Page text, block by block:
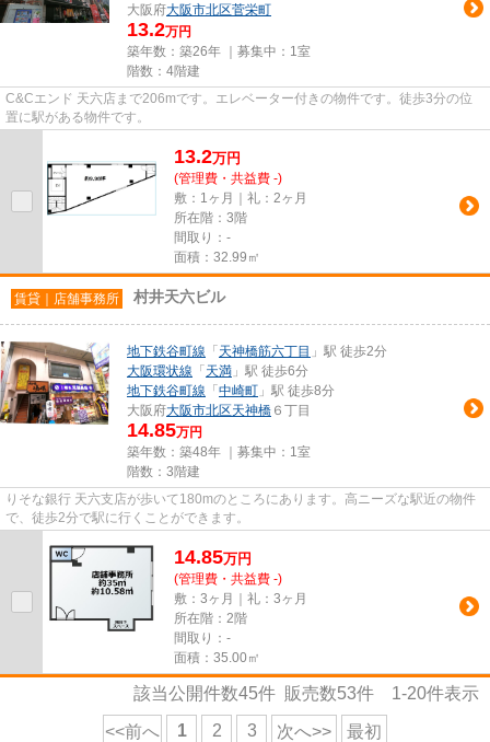
大阪府大阪市北区菅栄町
13.2万円
築年数：築26年 ｜募集中： 1室
階数：4階建
C&Cエンド 天六店まで206mです。エレベーター付きの物件です。徒歩3分の位
置に駅がある物件です。
13.2万円
(管理費・共益費 -)
敷：1ヶ月｜礼：2ヶ月
所在階：3階
間取り：-
面積：32.99㎡
賃貸｜店舗事務所 村井天六ビル
地下鉄谷町線 「 天神橋筋六丁目 」駅 徒歩2分
大阪環状線 「 天満 」駅 徒歩6分
地下鉄谷町線 「 中崎町 」駅 徒歩8分
大阪府大阪市北区天神橋 ６丁目
14.85万円
築年数：築48年 ｜募集中： 1室
階数：3階建
りそな銀行 天六支店が歩いて180mのところにあります。高ニーズな駅近の物件
で、徒歩2分で駅に行くことができます。
14.85万円
(管理費・共益費 -)
敷：3ヶ月｜礼：3ヶ月
所在階：2階
間取り：-
面積：35.00㎡
該当公開件数45件 販売数53件 1-20件表示
<<前へ 1 2 3 次へ>> 最初